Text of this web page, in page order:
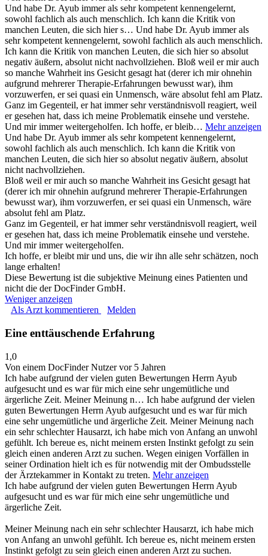
Und habe Dr. Ayub immer als sehr kompetent kennengelernt,
sowohl fachlich als auch menschlich. Ich kann die Kritik von
manchen Leuten, die sich hier s… Und habe Dr. Ayub immer als
sehr kompetent kennengelernt, sowohl fachlich als auch menschlich.
Ich kann die Kritik von manchen Leuten, die sich hier so absolut
negativ äußern, absolut nicht nachvollziehen. Bloß weil er mir auch
so manche Wahrheit ins Gesicht gesagt hat (derer ich mir ohnehin
aufgrund mehrerer Therapie-Erfahrungen bewusst war), ihm
vorzuwerfen, er sei quasi ein Unmensch, wäre absolut fehl am Platz.
Ganz im Gegenteil, er hat immer sehr verständnisvoll reagiert, weil
er gesehen hat, dass ich meine Problematik einsehe und verstehe.
Und mir immer weitergeholfen. Ich hoffe, er bleib… Mehr anzeigen
Und habe Dr. Ayub immer als sehr kompetent kennengelernt,
sowohl fachlich als auch menschlich. Ich kann die Kritik von
manchen Leuten, die sich hier so absolut negativ äußern, absolut
nicht nachvollziehen.
Bloß weil er mir auch so manche Wahrheit ins Gesicht gesagt hat
(derer ich mir ohnehin aufgrund mehrerer Therapie-Erfahrungen
bewusst war), ihm vorzuwerfen, er sei quasi ein Unmensch, wäre
absolut fehl am Platz.
Ganz im Gegenteil, er hat immer sehr verständnisvoll reagiert, weil
er gesehen hat, dass ich meine Problematik einsehe und verstehe.
Und mir immer weitergeholfen.
Ich hoffe, er bleibt mir und uns, die wir ihn alle sehr schätzen, noch
lange erhalten!
Diese Bewertung ist die subjektive Meinung eines Patienten und
nicht die der DocFinder GmbH.
Weniger anzeigen
Als Arzt kommentieren
Melden
Eine enttäuschende Erfahrung
1,0
Von einem DocFinder Nutzervor 5 Jahren
Ich habe aufgrund der vielen guten Bewertungen Herrn Ayub
aufgesucht und es war für mich eine sehr ungemütliche und
ärgerliche Zeit. Meiner Meinung n… Ich habe aufgrund der vielen
guten Bewertungen Herrn Ayub aufgesucht und es war für mich
eine sehr ungemütliche und ärgerliche Zeit. Meiner Meinung nach
ein sehr schlechter Hausarzt, ich habe mich von Anfang an unwohl
gefühlt. Ich bereue es, nicht meinem ersten Instinkt gefolgt zu sein
gleich einen anderen Arzt zu suchen. Wegen einigen Vorfällen in
seiner Ordination hielt ich es für notwendig mit der Ombudsstelle
der Ärztekammer in Kontakt zu treten. Mehr anzeigen
Ich habe aufgrund der vielen guten Bewertungen Herrn Ayub
aufgesucht und es war für mich eine sehr ungemütliche und
ärgerliche Zeit.
Meiner Meinung nach ein sehr schlechter Hausarzt, ich habe mich
von Anfang an unwohl gefühlt. Ich bereue es, nicht meinem ersten
Instinkt gefolgt zu sein gleich einen anderen Arzt zu suchen.